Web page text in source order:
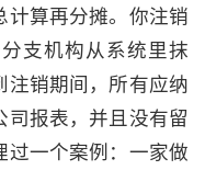
计算再分摊。你注销
支机构从系统里抹
销期间，所有应纳
报表，并且没有留
过一个案例：一家做